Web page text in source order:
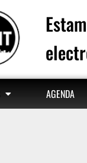
AGENDA